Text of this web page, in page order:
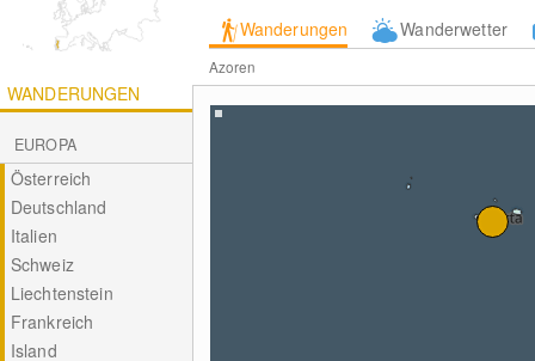
Wanderungen Wanderwetter
Azoren
WANDERUNGEN
EUROPA
Österreich
Deutschland
Italien
Schweiz
Liechtenstein
Frankreich
Island